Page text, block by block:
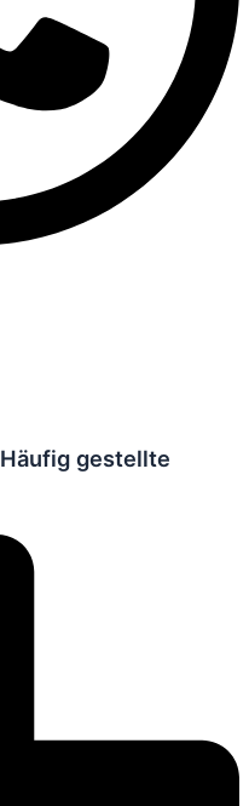
Häufig gestellte